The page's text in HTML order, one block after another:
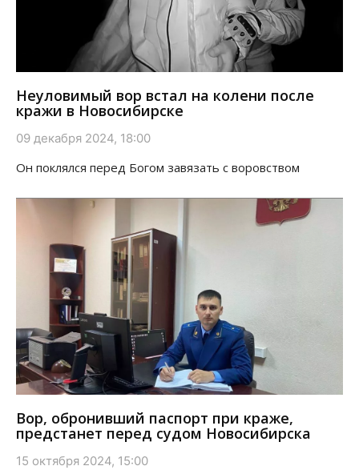
Неуловимый вор встал на колени после
кражи в Новосибирске
09 декабря 2024, 18:00
Он поклялся перед Богом завязать с воровством
Вор, обронивший паспорт при краже,
предстанет перед судом Новосибирска
15 октября 2024, 15:00